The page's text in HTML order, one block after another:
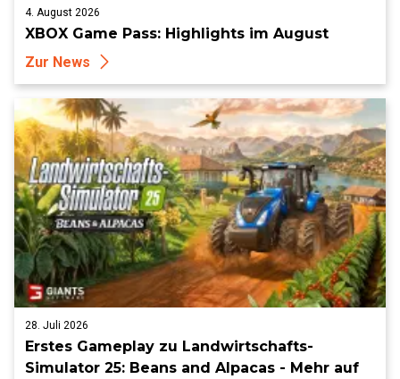
4. August 2026
XBOX Game Pass: Highlights im August
Zur News
28. Juli 2026
Erstes Gameplay zu Landwirtschafts-
Simulator 25: Beans and Alpacas - Mehr auf